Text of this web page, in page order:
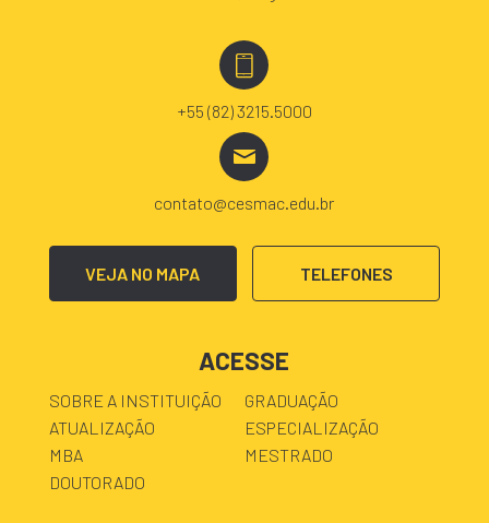
+55 (82) 3215.5000
contato@cesmac.edu.br
VEJA NO MAPA TELEFONES
ACESSE
SOBRE A INSTITUIÇÃO
GRADUAÇÃO
ATUALIZAÇÃO
ESPECIALIZAÇÃO
MBA
MESTRADO
DOUTORADO